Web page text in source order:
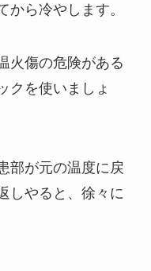
から冷やします。
火傷の危険がある
クを使いましょ
部が元の温度に戻
しやると、徐々に